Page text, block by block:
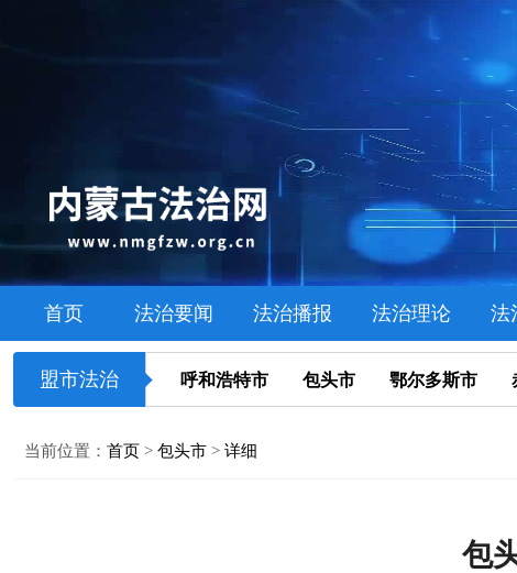
首页 法治要闻 法治播报 法治理论 法
盟市法治 呼和浩特市 包头市 鄂尔多斯市
当前位置： 首页 > 包头市 > 详细
包